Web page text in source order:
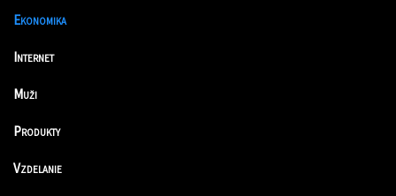
Ekonomika
Internet
Muži
Produkty
Vzdelanie